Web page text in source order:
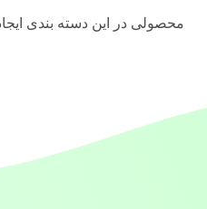
محصولی در این دسته بندی